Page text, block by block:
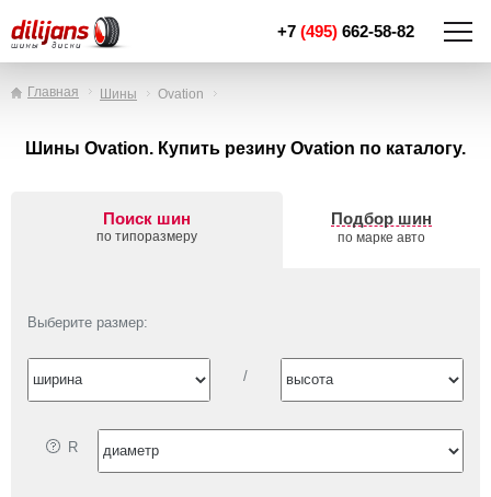
+7 (495) 662-58-82
Главная Шины Ovation
Шины Ovation. Купить резину Ovation по каталогу.
Поиск шин
по типоразмеру
Подбор шин
по марке авто
Выберите размер:
/
R